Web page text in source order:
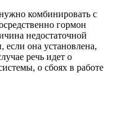
комбинировать с
гормон
недостаточной
если она установлена,
речь идет о
о сбоях в работе